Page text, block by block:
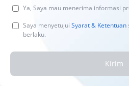
Ya, Saya mau menerima informasi
Saya menyetujui Syarat & Ketentuan
berlaku.
Kirim